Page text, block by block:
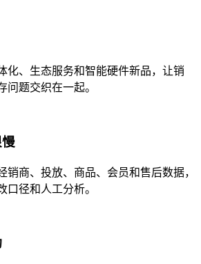
化、生态服务和智能硬件新品，让销
问题交织在一起。
销商、投放、商品、会员和售后数据，
口径和人工分析。